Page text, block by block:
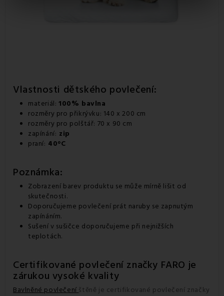
Vlastnosti dětského povlečení:
materiál: 100% bavlna
rozměry pro přikrývku: 140 x 200 cm
rozměry pro polštář: 70 x 90 cm
zapínání: zip
praní: 40°C
Poznámka:
Zobrazení barev produktu se může mírně lišit od
skutečnosti.
Doporučujeme povlečení prát naruby se zapnutým
zapínáním.
Sušení v sušičce doporučujeme při nejnižších
teplotách.
Certifikované povlečení značky FARO je
zárukou vysoké kvality
Bavlněné povlečení štěně je certifikované povlečení značky